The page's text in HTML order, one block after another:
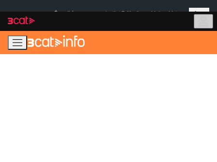
navegació
principal
contingut
Més